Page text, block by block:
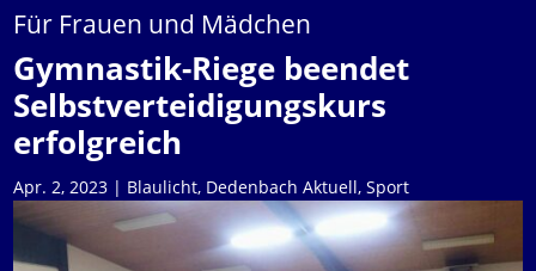
Für Frauen und Mädchen
Gymnastik-Riege beendet
Selbstverteidigungskurs
erfolgreich
Apr. 2, 2023 | Blaulicht, Dedenbach Aktuell, Sport